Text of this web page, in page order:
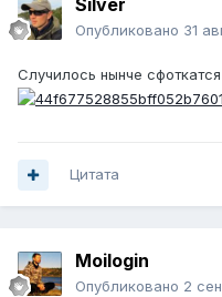
Silver
Опубликовано 31
Случилось нынче
Цитата
Moilogin
Опубликовано 2